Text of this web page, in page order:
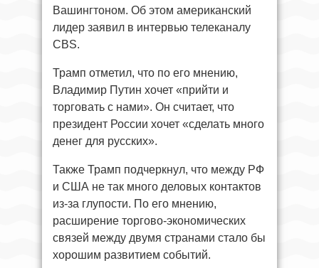
Вашингтоном. Об этом американский
лидер заявил в интервью телеканалу
CBS.
Трамп отметил, что по его мнению,
Владимир Путин хочет «прийти и
торговать с нами». Он считает, что
президент России хочет «сделать много
денег для русских».
Также Трамп подчеркнул, что между РФ
и США не так много деловых контактов
из-за глупости. По его мнению,
расширение торгово-экономических
связей между двумя странами стало бы
хорошим развитием событий.